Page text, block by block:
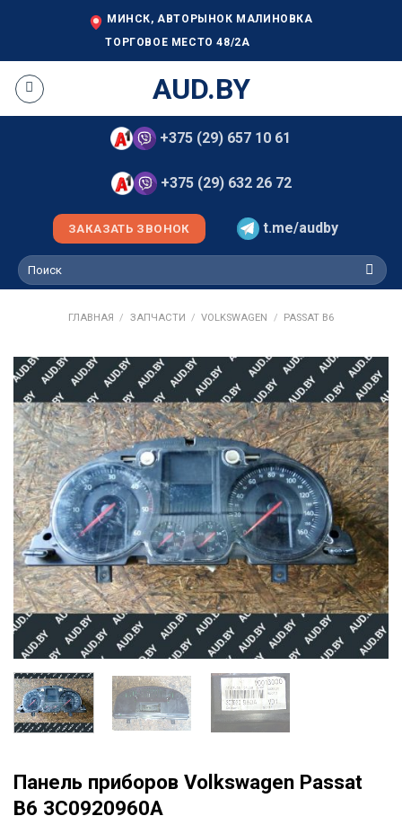
МИНСК, АВТОРЫНОК МАЛИНОВКА
ТОРГОВОЕ МЕСТО 48/2А
AUD.BY
+375 (29) 657 10 61
+375 (29) 632 26 72
ЗАКАЗАТЬ ЗВОНОК t.me/audby
Искать:
ГЛАВНАЯ / ЗАПЧАСТИ / VOLKSWAGEN / PASSAT B6
Панель приборов Volkswagen Passat
B6 3C0920960A